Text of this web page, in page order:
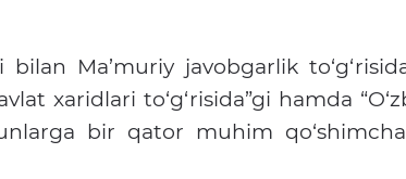
Ma’muriy javobgarlik
xaridlari to‘g‘risida”gi hamda
bir qator muhim